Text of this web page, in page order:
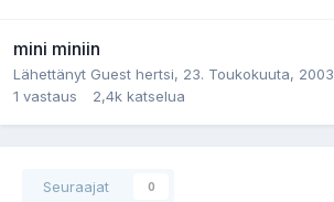
mini miniin
Lähettänyt Guest hertsi, 23. Toukokuuta, 2003
1 vastaus 2,4k katselua
Seuraajat 0